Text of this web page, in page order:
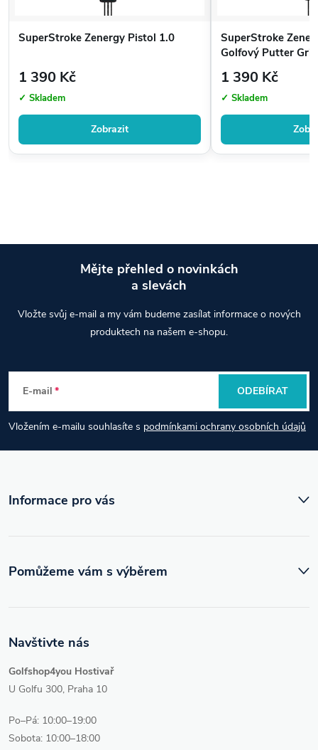
SuperStroke Zenergy Pistol 1.0
1 390 Kč
✓ Skladem
Zobrazit
SuperStroke
Golfový Putter Grip
1 390 Kč
✓ Skladem
p
a
t
Mějte přehled o novinkách
a slevách
Vložte svůj e-mail a my vám budeme zasílat informace o nových
produktech na našem e-shopu.
E-mail
Vložením e-mailu souhlasíte s podmínkami ochrany osobních údajů
ODEBÍRAT
Informace pro vás
Navštivte nás
Golfshop4you Hostivař
U Golfu 300, Praha 10
Po–Pá: 10:00–19:00
Sobota: 10:00–18:00
Pomůžeme vám s výběrem